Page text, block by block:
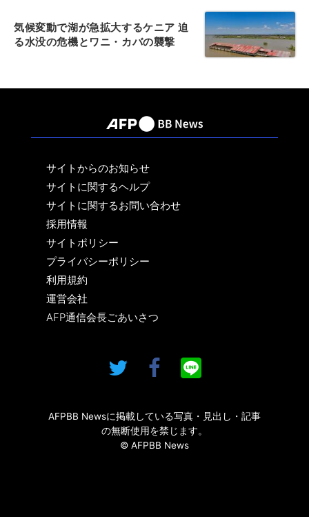
気候変動で湖が急拡大するケニア 迫
る水没の危機とワニ・カバの襲撃
サイトからのお知らせ
サイトに関するヘルプ
サイトに関するお問い合わせ
採用情報
サイトポリシー
プライバシーポリシー
利用規約
運営会社
AFP通信会長ごあいさつ
AFPBB Newsに掲載している写真・見出し・記事
の無断使用を禁じます。
© AFPBB News